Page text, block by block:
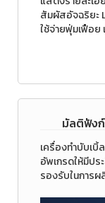
สัมผัสอัจฉริยะ
ใช้จ่ายฟุ่มเฟือ
มัลติฟัง
เครื่องทำบับ
อัพเกรดให้มีป
รองรับในการ